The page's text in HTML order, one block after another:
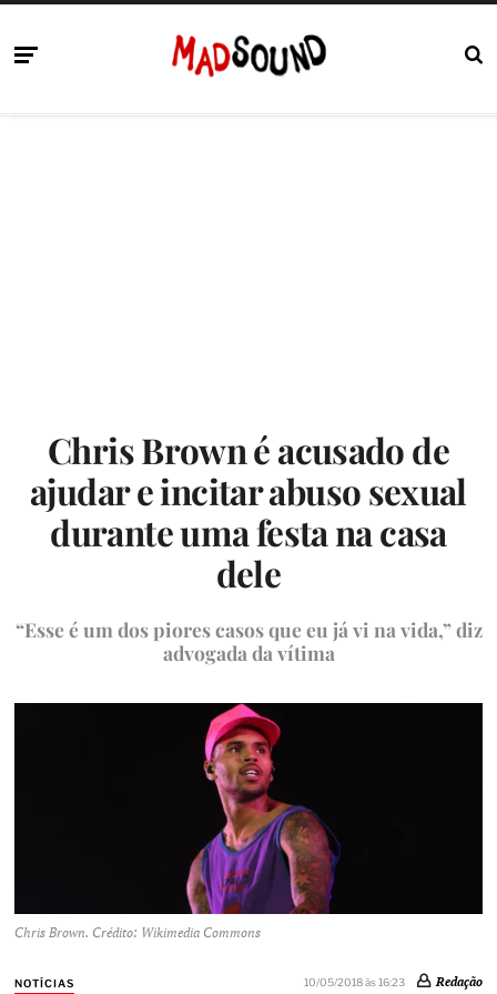
Chris Brown é acusado de
ajudar e incitar abuso sexual
durante uma festa na casa
dele
“Esse é um dos piores casos que eu já vi na vida,” diz
advogada da vítima
Chris Brown. Crédito: Wikimedia Commons
NOTÍCIAS 10/05/2018 às 16:23 Redação